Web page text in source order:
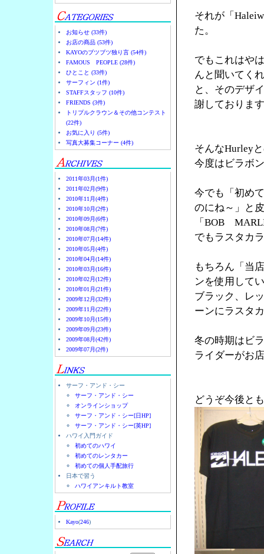
お知らせ (33件)
お店の商品 (53件)
KAYOのブツブツ独り言 (54件)
FAMOUS PEOPLE (28件)
ひとこと (33件)
サーフィン (1件)
STAFFスタッフ (10件)
FRIENDS (3件)
トリプルクラウン＆その他コンテスト
(22件)
お気に入り (5件)
写真大募集コーナー (4件)
2011年03月(1件)
2011年02月(9件)
2010年11月(4件)
2010年10月(2件)
2010年09月(6件)
2010年08月(7件)
2010年07月(14件)
2010年05月(4件)
2010年04月(14件)
2010年03月(16件)
2010年02月(12件)
2010年01月(21件)
2009年12月(32件)
2009年11月(22件)
2009年10月(15件)
2009年09月(23件)
2009年08月(42件)
2009年07月(2件)
サーフ・アンド・シー
サーフ・アンド・シー
オンラインショップ
サーフ・アンド・シー[日HP]
サーフ・アンド・シー[英HP]
ハワイ入門ガイド
初めてのハワイ
初めてのレンタカー
初めての個人手配旅行
日本で習う
ハワイアンキルト教室
Kayo(246)
それが「
た。
でもこれはや
んと聞いてく
と、そのデザ
謝しておりま
そんなHurley
今度はビラボ
今でも「初め
のにね～」と
「BOB
でもラスタカ
もちろん「当
ンを使用して
ブラック、レ
ーンにラスタ
冬の時期はビ
ライダーがお
どうぞ今後と